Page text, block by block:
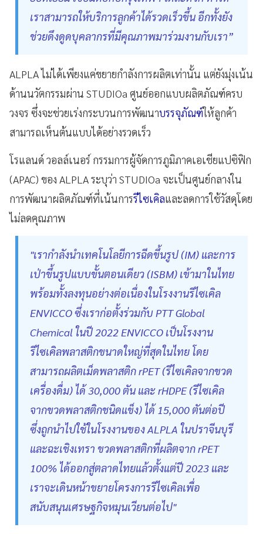
เราสามารถให้บริการลูกค้าได้รวดเร็วขึ้น อีกทั้งยัง
ช่วยดึงดูดบุคลากรที่มีคุณภาพมาร่วมงานกับเรา”
ALPLA ไม่ได้เพียงแค่ขยายกำลังการผลิตเท่านั้น แต่ยังมุ่งเน้น
ด้านนวัตกรรมผ่าน STUDIOa ศูนย์ออกแบบผลิตภัณฑ์ครบ
วงจร ซึ่งจะช่วยเร่งกระบวนการพัฒนาบรรจุภัณฑ์ให้ลูกค้า
สามารถเห็นต้นแบบได้อย่างรวดเร็ว
โรแลนด์ วอลล์เนอร์ กรรมการผู้จัดการภูมิภาคเอเชียแปซิฟิก
(APAC) ของ ALPLA ระบุว่า STUDIOa จะเป็นศูนย์กลางใน
การพัฒนาผลิตภัณฑ์ที่เน้นการรีไซเคิลและลดการใช้วัสดุโดย
ไม่ลดคุณภาพ
"เรากำลังนำเทคโนโลยีการฉีดขึ้นรูป (IM) และการ
เป่าขึ้นรูปแบบขั้นตอนเดียว (ISBM) เข้ามาในไทย
พร้อมทั้งลงทุนอย่างต่อเนื่องในโรงงานรีไซเคิล
ENVICCO ซึ่งเราก่อตั้งร่วมกับ PTT Global
Chemical ในปี 2022 ENVICCO เป็นโรงงาน
รีไซเคิลพลาสติกขนาดใหญ่ที่สุดในไทย โดย
สามารถผลิตเม็ดพลาสติก rPET (รีไซเคิลจากขวด
เครื่องดื่ม) ได้ 30,000 ตัน และ rHDPE (รีไซเคิล
จากขวดพลาสติกชนิดแข็ง) ได้ 15,000 ตันต่อปี
ซึ่งถูกนำไปใช้ในโรงงานของ ALPLA ในปราจีนบุรี
และฉะเชิงเทรา ขวดพลาสติกที่ผลิตจาก rPET
100% ได้ออกสู่ตลาดไทยแล้วตั้งแต่ปี 2023 และ
เราจะเดินหน้าขยายโครงการรีไซเคิลเพื่อ
สนับสนุนเศรษฐกิจหมุนเวียนต่อไป"